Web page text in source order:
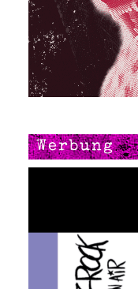
Werbung